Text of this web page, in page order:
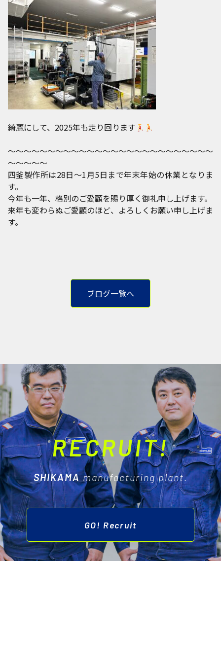
綺麗にして、2025年も走り回ります
～～～～～～～～～～～～～～～～～～～～～～～～～～
～～～～～
四釜製作所は28日～1月5日まで年末年始の休業となりま
す。
今年も一年、格別のご愛顧を賜り厚く御礼申し上げます。
来年も変わらぬご愛顧のほど、よろしくお願い申し上げま
す。
ブログ一覧へ
RECRUIT!
SHIKAMAmanufacturing plant.
GO! Recruit